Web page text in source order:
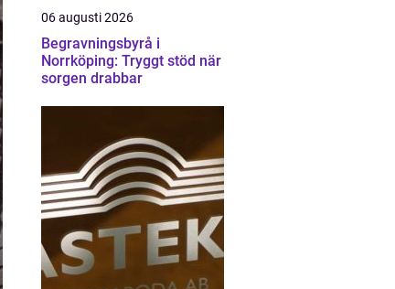
06 augusti 2026
Begravningsbyrå i
Norrköping: Tryggt stöd när
sorgen drabbar